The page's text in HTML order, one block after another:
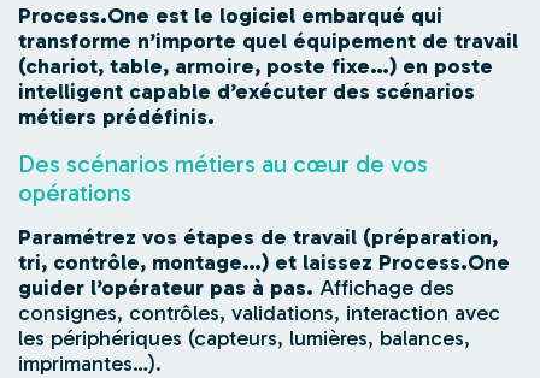
Process.One est le logiciel embarqué qui
transforme n’importe quel équipement de travail
(chariot, table, armoire, poste fixe…) en poste
intelligent capable d’exécuter des scénarios
métiers prédéfinis.
Des scénarios métiers au cœur de vos
opérations
Paramétrez vos étapes de travail (préparation,
tri, contrôle, montage…) et laissez Process.One
guider l’opérateur pas à pas. Affichage des
consignes, contrôles, validations, interaction avec
les périphériques (capteurs, lumières, balances,
imprimantes…).